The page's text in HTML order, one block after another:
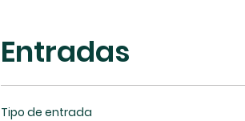
Entradas
Tipo de entrada